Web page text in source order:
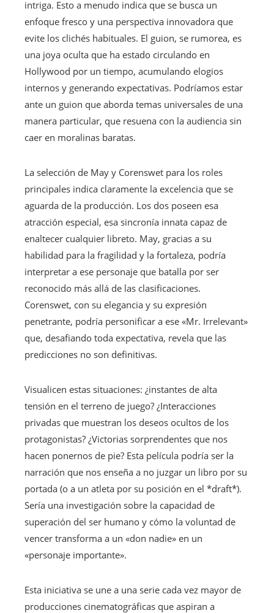
intriga. Esto a menudo indica que se busca un
enfoque fresco y una perspectiva innovadora que
evite los clichés habituales. El guion, se rumorea, es
una joya oculta que ha estado circulando en
Hollywood por un tiempo, acumulando elogios
internos y generando expectativas. Podríamos estar
ante un guion que aborda temas universales de una
manera particular, que resuena con la audiencia sin
caer en moralinas baratas.
La selección de May y Corenswet para los roles
principales indica claramente la excelencia que se
aguarda de la producción. Los dos poseen esa
atracción especial, esa sincronía innata capaz de
enaltecer cualquier libreto. May, gracias a su
habilidad para la fragilidad y la fortaleza, podría
interpretar a ese personaje que batalla por ser
reconocido más allá de las clasificaciones.
Corenswet, con su elegancia y su expresión
penetrante, podría personificar a ese «Mr. Irrelevant»
que, desafiando toda expectativa, revela que las
predicciones no son definitivas.
Visualicen estas situaciones: ¿instantes de alta
tensión en el terreno de juego? ¿Interacciones
privadas que muestran los deseos ocultos de los
protagonistas? ¿Victorias sorprendentes que nos
hacen ponernos de pie? Esta película podría ser la
narración que nos enseña a no juzgar un libro por su
portada (o a un atleta por su posición en el *draft*).
Sería una investigación sobre la capacidad de
superación del ser humano y cómo la voluntad de
vencer transforma a un «don nadie» en un
«personaje importante».
Esta iniciativa se une a una serie cada vez mayor de
producciones cinematográficas que aspiran a